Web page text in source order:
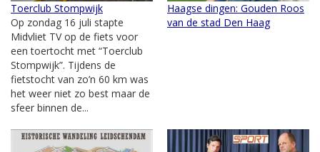
Toerclub Stompwijk
Op zondag 16 juli stapte
Midvliet TV op de fiets voor
een toertocht met “Toerclub
Stompwijk”. Tijdens de
fietstocht van zo’n 60 km was
het weer niet zo best maar de
sfeer binnen de...
Haagse dingen: Gouden Roos
van de stad Den Haag